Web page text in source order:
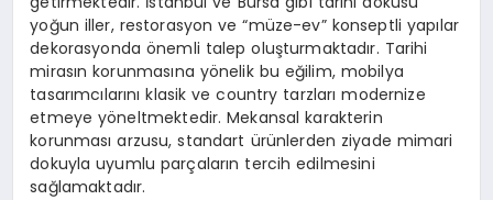
yoğun iller, restorasyon ve “müze-ev” konseptli yapılar
dekorasyonda önemli talep oluşturmaktadır. Tarihi
mirasın korunmasına yönelik bu eğilim, mobilya
tasarımcılarını klasik ve country tarzları modernize
etmeye yöneltmektedir. Mekansal karakterin
korunması arzusu, standart ürünlerden ziyade mimari
dokuyla uyumlu parçaların tercih edilmesini
sağlamaktadır.